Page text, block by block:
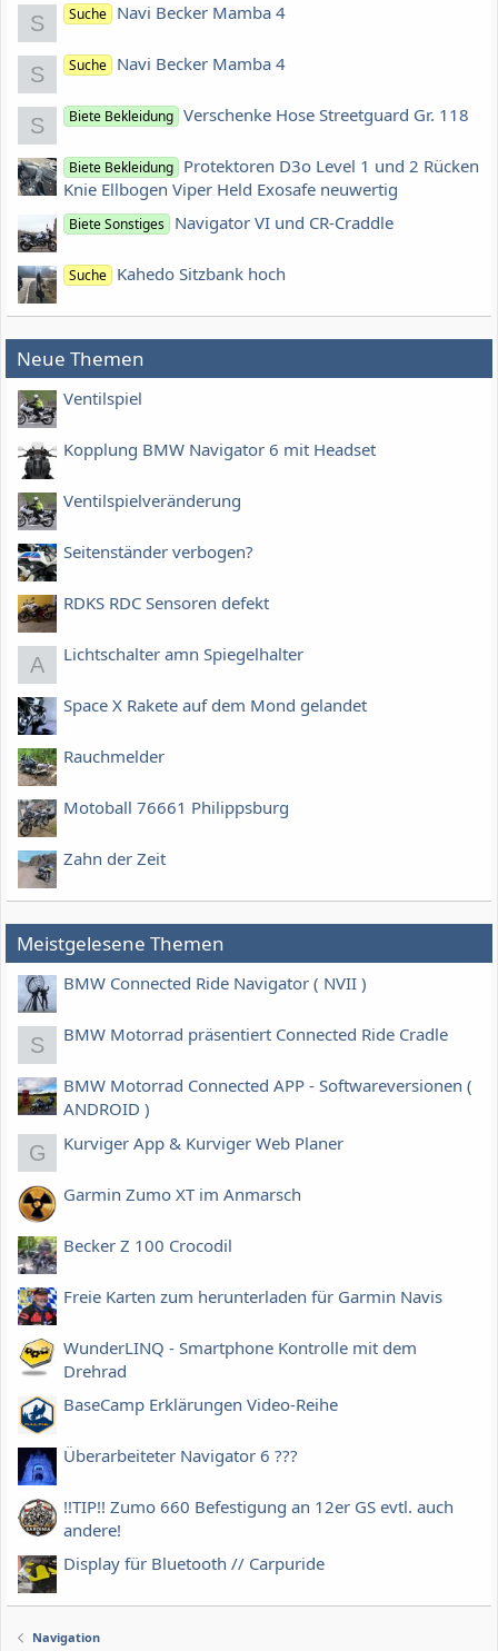
S Suche Navi Becker Mamba 4
S Suche Navi Becker Mamba 4
S Biete Bekleidung Verschenke Hose Streetguard Gr. 118
Biete Bekleidung Protektoren D3o Level 1 und 2 Rücken
Knie Ellbogen Viper Held Exosafe neuwertig
Biete Sonstiges Navigator VI und CR-Craddle
Suche Kahedo Sitzbank hoch
Neue Themen
Ventilspiel
Kopplung BMW Navigator 6 mit Headset
Ventilspielveränderung
Seitenständer verbogen?
RDKS RDC Sensoren defekt
A Lichtschalter amn Spiegelhalter
Space X Rakete auf dem Mond gelandet
Rauchmelder
Motoball 76661 Philippsburg
Zahn der Zeit
Meistgelesene Themen
BMW Connected Ride Navigator ( NVII )
S BMW Motorrad präsentiert Connected Ride Cradle
BMW Motorrad Connected APP - Softwareversionen (
ANDROID )
G Kurviger App & Kurviger Web Planer
Garmin Zumo XT im Anmarsch
Becker Z 100 Crocodil
Freie Karten zum herunterladen für Garmin Navis
WunderLINQ - Smartphone Kontrolle mit dem
Drehrad
BaseCamp Erklärungen Video-Reihe
Überarbeiteter Navigator 6 ???
!!TIP!! Zumo 660 Befestigung an 12er GS evtl. auch
andere!
Display für Bluetooth // Carpuride
Navigation